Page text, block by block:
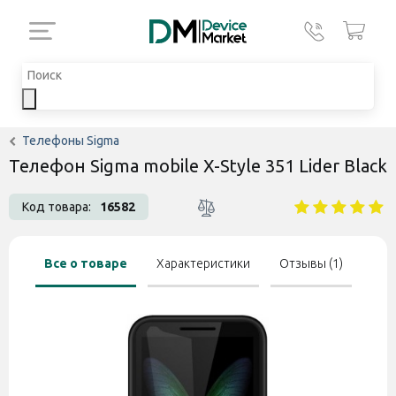
Телефоны Sigma
Телефон Sigma mobile X-Style 351 Lider Black
Код товара: 16582
Все о товаре Характеристики Отзывы (1)